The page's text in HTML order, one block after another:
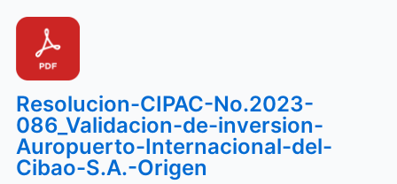
Resolucion-CIPAC-No.2023-
086_Validacion-de-inversion-
Auropuerto-Internacional-del-
Cibao-S.A.-Origen